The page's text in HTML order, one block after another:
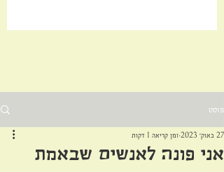
פוסט
אני פונה לאנשים שבאמת
27 באוק׳ 2023 זמן קריאה 1 דקות